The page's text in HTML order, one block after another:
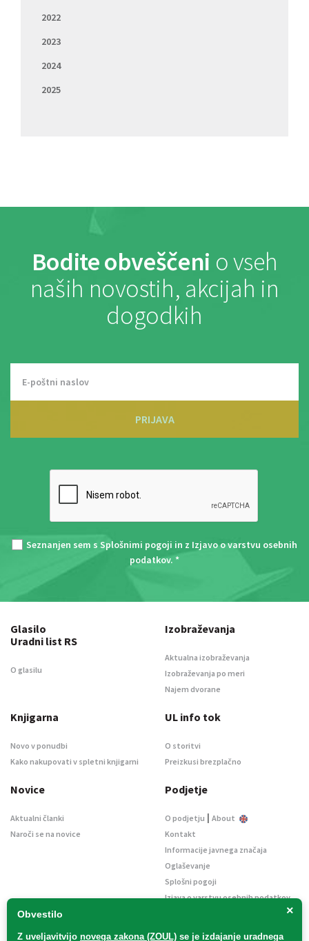
2022
2023
2024
2025
Bodite obveščeni o vseh
naših novostih, akcijah in
dogodkih
PRIJAVA
Seznanjen sem s Splošnimi pogoji in z Izjavo o varstvu osebnih
podatkov. *
×
Obvestilo
Z uveljavitvijo novega zakona (ZOUL) se je izdajanje uradnega
Glasilo
Uradni list RS
O glasilu
Izobraževanja
Aktualna izobraževanja
Izobraževanja po meri
Najem dvorane
Knjigarna
Novo v ponudbi
Kako nakupovati v spletni knjigarni
UL info tok
O storitvi
Preizkusi brezplačno
Novice
Aktualni članki
Naroči se na novice
Podjetje
O podjetju | About
Kontakt
Informacije javnega značaja
Oglaševanje
Splošni pogoji
Izjava o varstvu osebnih podatkov